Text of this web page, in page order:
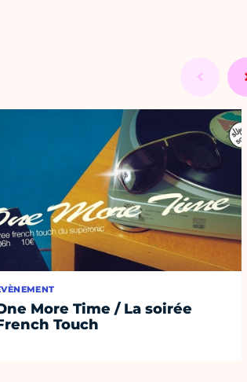
More Time / La soirée
Touch